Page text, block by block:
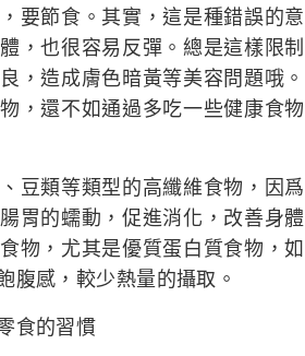
節食。其實，這是種錯誤的意
，也很容易反彈。總是這樣限制
，造成膚色暗黃等美容問題哦。
，還不如通過多吃一些健康食物
類等類型的高纖維食物，因爲
胃的蠕動，促進消化，改善身體
物，尤其是優質蛋白質食物，如
腹感，較少熱量的攝取。
食的習慣